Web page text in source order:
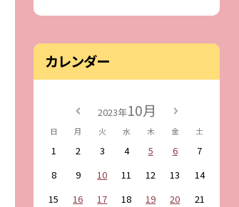
カレンダー
2023年10月
日 月 火 水 木 金 土
1 2 3 4 5 6
7
8
9 10 11 12 13
14
15
16 17 18 19 20
21